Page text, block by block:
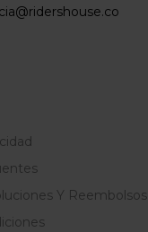
Y Reembolsos